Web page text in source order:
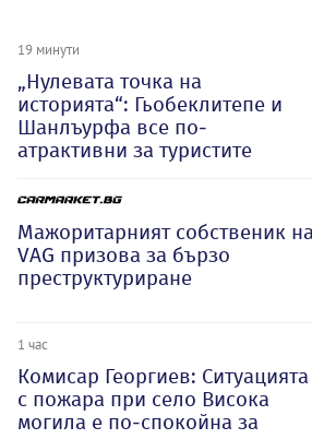
19 минути
„Нулевата точка на
историята“: Гьобеклитепе и
Шанлъурфа все по-
атрактивни за туристите
Мажоритарният собственик на
VAG призова за бързо
преструктуриране
1 час
Комисар Георгиев: Ситуацията
с пожара при село Висока
могила е по-спокойна за